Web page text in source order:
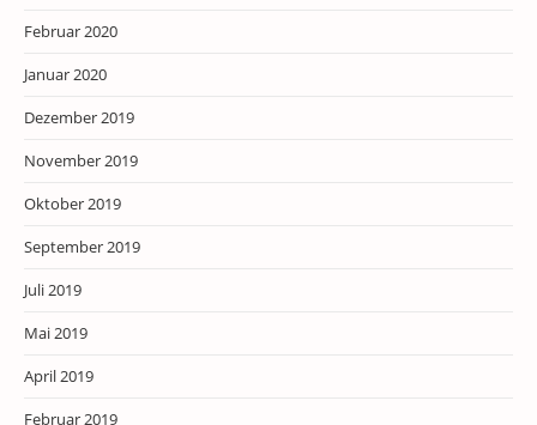
Februar 2020
Januar 2020
Dezember 2019
November 2019
Oktober 2019
September 2019
Juli 2019
Mai 2019
April 2019
Februar 2019